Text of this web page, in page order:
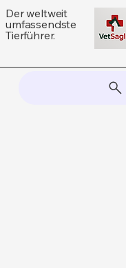
Der weltweit
umfassendste
Tierführer.